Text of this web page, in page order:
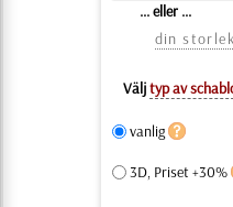
... eller ...
din storlek
Väljtyp av
vanlig
3D, Priset +30%